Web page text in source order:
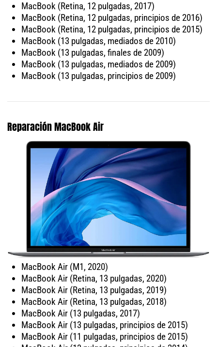
MacBook (Retina, 12 pulgadas, 2017)
MacBook (Retina, 12 pulgadas, principios de 2016)
MacBook (Retina, 12 pulgadas, principios de 2015)
MacBook (13 pulgadas, mediados de 2010)
MacBook (13 pulgadas, finales de 2009)
MacBook (13 pulgadas, mediados de 2009)
MacBook (13 pulgadas, principios de 2009)
Reparación MacBook Air
MacBook Air (M1, 2020)
MacBook Air (Retina, 13 pulgadas, 2020)
MacBook Air (Retina, 13 pulgadas, 2019)
MacBook Air (Retina, 13 pulgadas, 2018)
MacBook Air (13 pulgadas, 2017)
MacBook Air (13 pulgadas, principios de 2015)
MacBook Air (11 pulgadas, principios de 2015)